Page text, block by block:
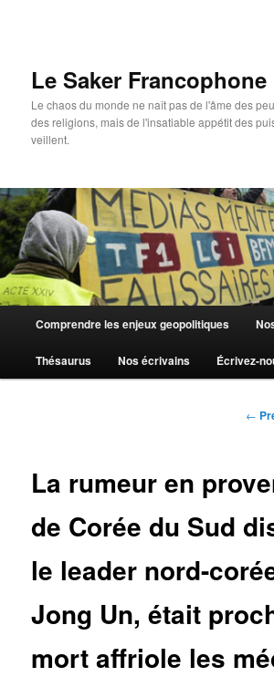
Le Saker Francophone
Le chaos du monde ne naît pas de l'âme des
des religions, mais de l'insatiable appétit des
veillent.
Comprendre les enjeux geopolitiques
Thésaurus Nos écrivains Écrivez-
←
La rumeur en
de Corée du Sud
le leader nord-
Jong Un, était
mort affriole les